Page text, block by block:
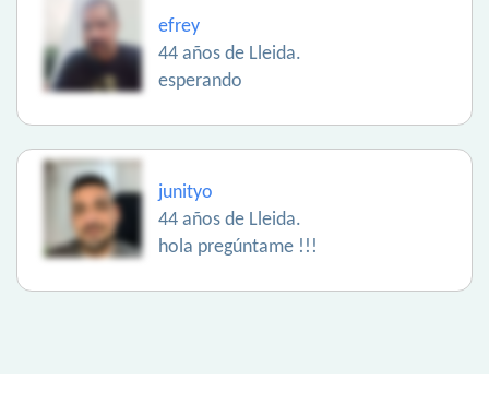
efrey
44 años de Lleida.
esperando
junityo
44 años de Lleida.
hola pregúntame !!!